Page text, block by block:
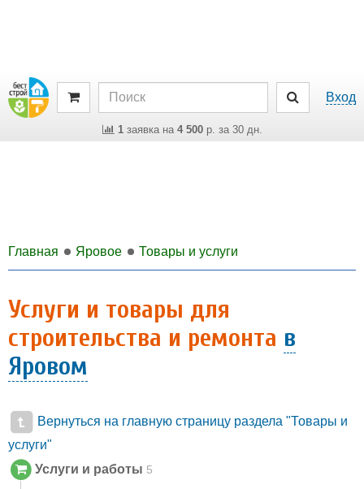
Вход
1заявка на 4 500р. за 30 дн.
Главная Яровое Товары и услуги
Услуги и товары для
строительства и ремонта в
Яровом
Вернуться на главную страницу раздела "Товары и
услуги"
Услуги и работы 5